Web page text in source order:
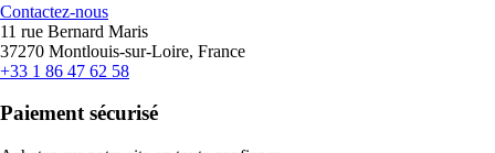
Contactez-nous
11 rue Bernard Maris
37270 Montlouis-sur-Loire, France
+33 1 86 47 62 58
Paiement sécurisé